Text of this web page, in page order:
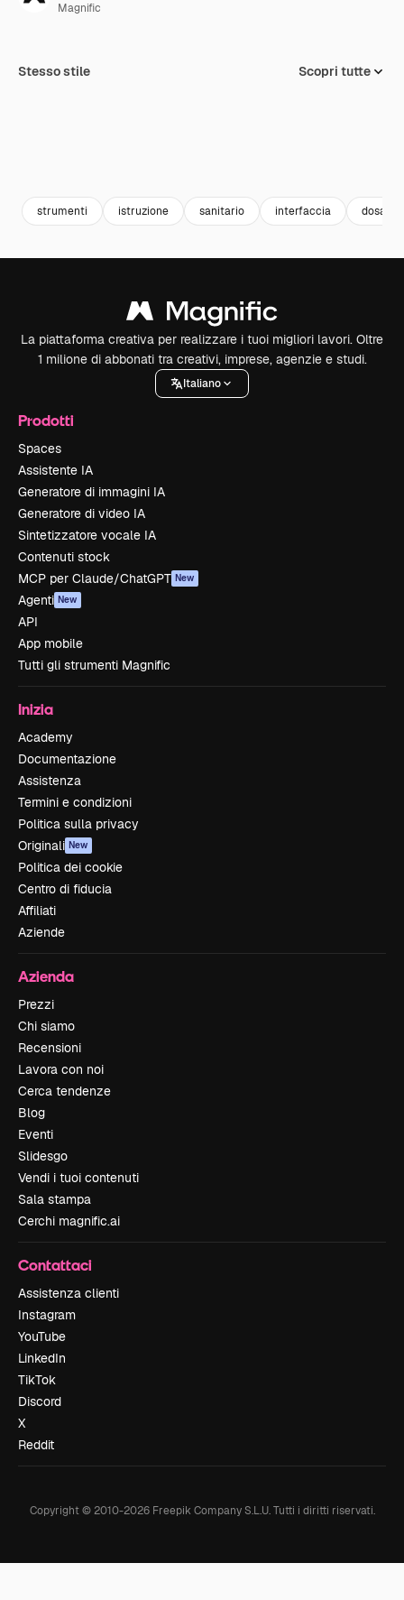
Magnific
Stesso stile Scopri tutte
strumenti istruzione sanitario interfaccia
La piattaforma creativa per realizzare i tuoi migliori lavori. Oltre
1 milione di abbonati tra creativi, imprese, agenzie e studi.
Italiano
Prodotti
Spaces
Assistente IA
Generatore di immagini IA
Generatore di video IA
Sintetizzatore vocale IA
Contenuti stock
MCP per Claude/ChatGPT New
Agenti New
API
App mobile
Tutti gli strumenti Magnific
Inizia
Academy
Documentazione
Assistenza
Termini e condizioni
Politica sulla privacy
Originali New
Politica dei cookie
Centro di fiducia
Affiliati
Aziende
Azienda
Prezzi
Chi siamo
Recensioni
Lavora con noi
Cerca tendenze
Blog
Eventi
Slidesgo
Vendi i tuoi contenuti
Sala stampa
Cerchi magnific.ai
Contattaci
Assistenza clienti
Instagram
YouTube
LinkedIn
TikTok
Discord
X
Reddit
Copyright © 2010-2026Freepik Company S.L.U. Tutti i diritti riservati.